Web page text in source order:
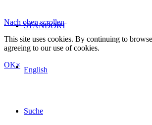
STANDORT
English
Suche
Nach oben scrollen
This site uses cookies. By continuing to
agreeing to our use of cookies.
OK×